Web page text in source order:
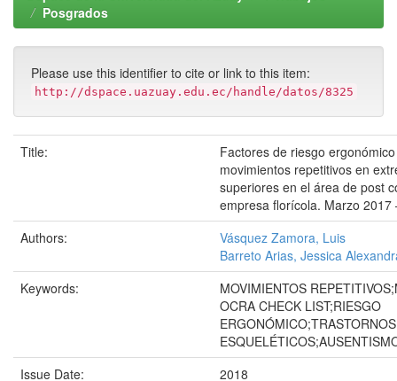
Posgrados
Please use this identifier to cite or link to this item:
http://dspace.uazuay.edu.ec/handle/datos/8325
Title:
Factores de riesgo
movimientos repetitivos en
superiores en el área de post
empresa florícola. Marzo 2017
Authors:
Vásquez Zamora, Luis
Barreto Arias, Jessica
Keywords:
MOVIMIENTOS
OCRA CHECK LIST;RIESGO
Issue Date:
2018